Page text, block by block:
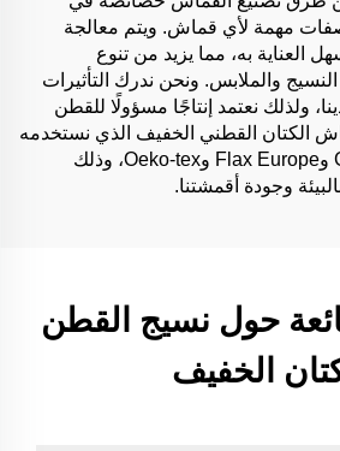
صفات مهمة لأي قماش. ويتم معالجة
العناية به، مما يزيد من تنوع
والملابس. ونحن ندرك التأثيرات
ولذلك نعتمد إنتاجًا مسؤولًا للقطن
الكتان القطني الخفيف الذي نستخدمه
معتمد وفق معايير GRS وFlax Europe وOeko-tex، وذلك
وجودة أقمشتنا.
حول نسيج القطن
الخفيف